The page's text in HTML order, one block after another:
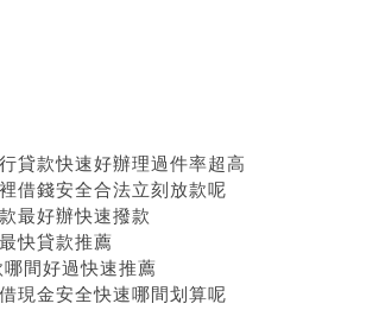
貸款快速好辦理過件率超高
借錢安全合法立刻放款呢
最好辦快速撥款
快貸款推薦
間好過快速推薦
現金安全快速哪間划算呢